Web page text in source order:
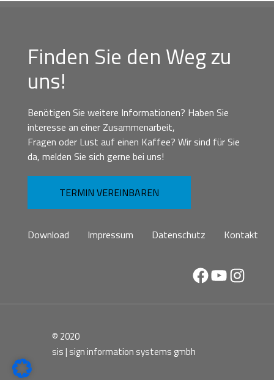
Finden Sie den Weg zu
uns!
Benötigen Sie weitere Informationen? Haben Sie
interesse an einer Zusammenarbeit,
Fragen oder Lust auf einen Kaffee? Wir sind für Sie
da, melden Sie sich gerne bei uns!
TERMIN VEREINBAREN
Download Impressum Datenschutz Kontakt
Facebook
YouTube
© 2020
sis | sign information systems gmbh